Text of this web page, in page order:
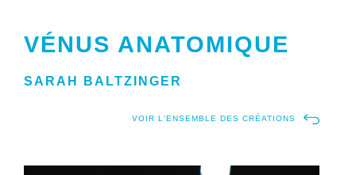
VÉNUS ANATOMIQUE
SARAH BALTZINGER
VOIR L'ENSEMBLE DES CRÉATIONS